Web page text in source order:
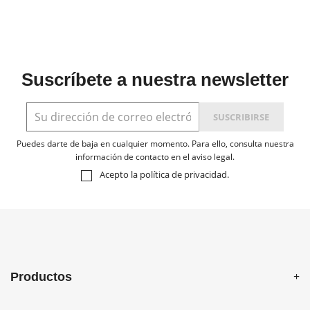
Suscríbete a nuestra newsletter
Puedes darte de baja en cualquier momento. Para ello, consulta nuestra
información de contacto en el aviso legal.
Acepto la política de privacidad.
Productos